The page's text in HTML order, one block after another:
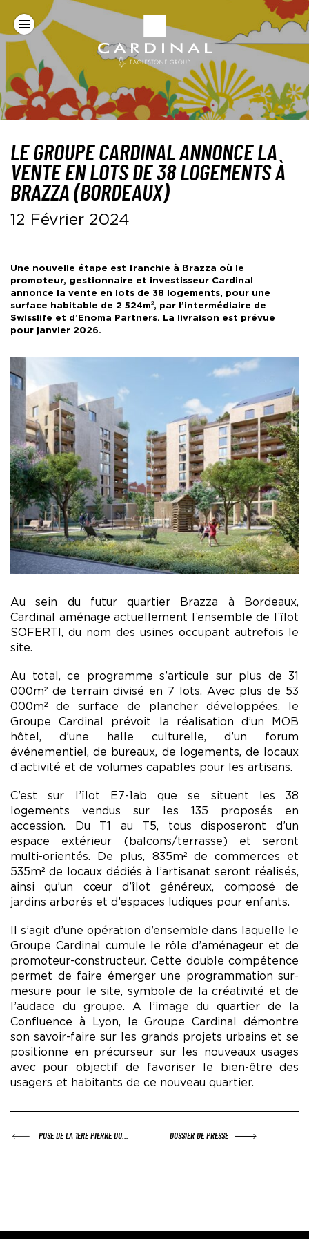
Aller au contenu Aller à la navigation
Aller à la recherche
Cardinal
peu
de
béton,
Navigation
LE GROUPE CARDINAL ANNONCE LA
VENTE EN LOTS DE 38 LOGEMENTS À
BRAZZA (BORDEAUX)
Publié
2024
12 Février 2024
Une nouvelle étape est franchie à Brazza où le
promoteur, gestionnaire et investisseur Cardinal
annonce la vente en lots de 38 logements, pour une
surface habitable de 2 524m², par l’intermédiaire de
Swisslife et d’Enoma Partners. La livraison est prévue
pour janvier 2026.
Au sein du futur quartier Brazza à Bordeaux,
Cardinal aménage actuellement l’ensemble de l’îlot
SOFERTI, du nom des usines occupant autrefois le
site.
Au total, ce programme s’articule sur plus de 31
000m² de terrain divisé en 7 lots. Avec plus de 53
000m² de surface de plancher développées, le
Groupe Cardinal prévoit la réalisation d’un MOB
hôtel, d’une halle culturelle, d’un forum
événementiel, de bureaux, de logements, de locaux
d’activité et de volumes capables pour les artisans.
C’est sur l’îlot E7-1ab que se situent les 38
logements vendus sur les 135 proposés en
accession. Du T1 au T5, tous disposeront d’un
espace extérieur (balcons/terrasse) et seront
multi-orientés. De plus, 835m² de commerces et
535m² de locaux dédiés à l’artisanat seront réalisés,
ainsi qu’un cœur d’îlot généreux, composé de
jardins arborés et d’espaces ludiques pour enfants.
Il s’agit d’une opération d’ensemble dans laquelle le
Groupe Cardinal cumule le rôle d’aménageur et de
promoteur-constructeur. Cette double compétence
permet de faire émerger une programmation sur-
mesure pour le site, symbole de la créativité et de
l’audace du groupe. A l’image du quartier de la
Confluence à Lyon, le Groupe Cardinal démontre
son savoir-faire sur les grands projets urbains et se
positionne en précurseur sur les nouveaux usages
avec pour objectif de favoriser le bien-être des
usagers et habitants de ce nouveau quartier.
ARTICLE PRÉCÉDENT :
POSE DE LA 1ERE PIERRE DU…
ARTICLE SUIVANT :
DOSSIER DE PRESSE
Panneau de gestion des cookies